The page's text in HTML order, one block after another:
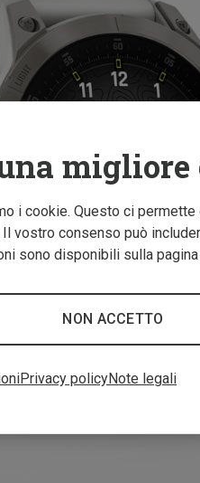
migliore
i cookie. Questo ci
vostro consenso può
sono disponibili sulla
NON ACCETTO
Privacy policyNote legali